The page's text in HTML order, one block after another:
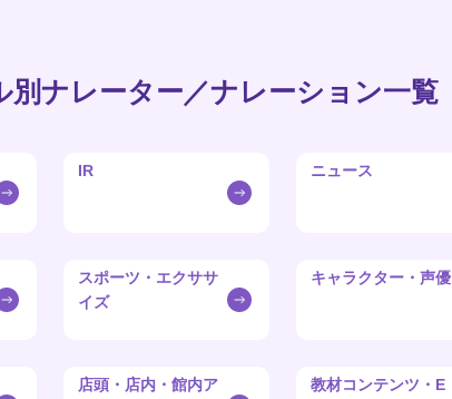
別ナレーター／ナレーション一覧
IR ニュース
スポーツ・エクササ
イズ
キャラクター・声優
店頭・店内・館内ア
教材コンテンツ・E